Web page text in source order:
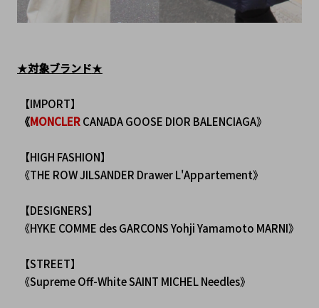
★対象ブランド★
【IMPORT】
《MONCLER CANADA GOOSE DIOR BALENCIAGA》
【HIGH FASHION】
《THE ROW JILSANDER Drawer L'Appartement》
【DESIGNERS】
《HYKE COMME des GARCONS Yohji Yamamoto MARNI》
【STREET】
《Supreme Off-White SAINT MICHEL Needles》